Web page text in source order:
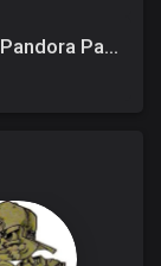
Gnarly Marley ft. Glendino - “Pandora Papers” (Produced by Mr. Pia Classics)